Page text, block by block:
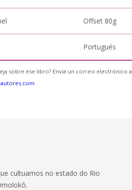
Offset 80g
Portugués
sobre ese libro? Envía un correo electrónico a
cultuamos no estado do Rio